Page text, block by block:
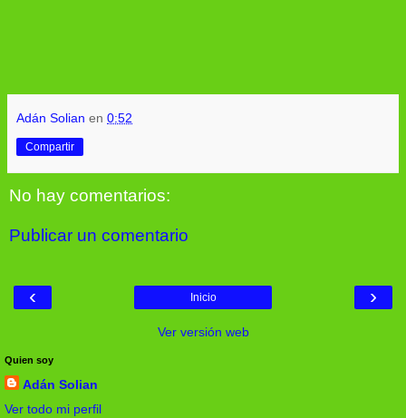
Adán Solian en 0:52
Compartir
No hay comentarios:
Publicar un comentario
‹ ›
Inicio
Ver versión web
Quien soy
Adán Solian
Ver todo mi perfil